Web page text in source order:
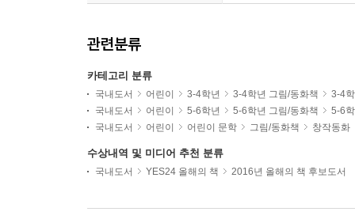
관련분류
카테고리 분류
국내도서 어린이 3-4학년 3-4학년 그림/동화책
3-4
국내도서
어린이 5-6학년 5-6학년 그림/동화책
5-6
국내도서
어린이 어린이 문학 그림/동화책 창작동화
수상내역 및 미디어 추천 분류
국내도서 YES24 올해의 책 2016년 올해의 책 후보도서